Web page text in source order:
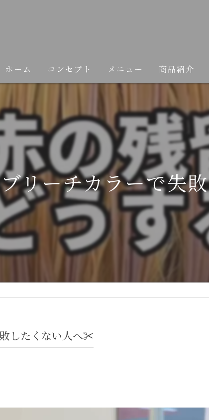
ホーム コンセプト メニュー 商品紹介
ブリーチカラーで失
したくない人へ✂️